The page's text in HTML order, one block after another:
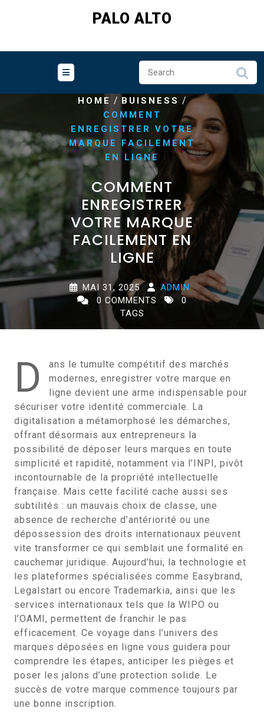
PALO ALTO
HOME / BUISNESS /
COMMENT
ENREGISTRER VOTRE
MARQUE FACILEMENT
EN LIGNE
COMMENT
ENREGISTRER
VOTRE MARQUE
FACILEMENT EN
LIGNE
MAI 31, 2025
ADMIN
0 COMMENTS
0
TAGS
D
ans le tumulte compétitif des marchés
modernes, enregistrer votre marque en
ligne devient une arme indispensable pour
sécuriser votre identité commerciale. La
digitalisation a métamorphosé les démarches,
offrant désormais aux entrepreneurs la
possibilité de déposer leurs marques en toute
simplicité et rapidité, notamment via l’INPI, pivôt
incontournable de la propriété intellectuelle
française. Mais cette facilité cache aussi ses
subtilités : un mauvais choix de classe, une
absence de recherche d’antériorité ou une
dépossession des droits internationaux peuvent
vite transformer ce qui semblait une formalité en
cauchemar juridique. Aujourd’hui, la technologie et
les plateformes spécialisées comme Easybrand,
Legalstart ou encore Trademarkia, ainsi que les
services internationaux tels que la WIPO ou
l’OAMI, permettent de franchir le pas
efficacement. Ce voyage dans l’univers des
marques déposées en ligne vous guidera pour
comprendre les étapes, anticiper les pièges et
poser les jalons d’une protection solide. Le
succès de votre marque commence toujours par
une bonne inscription.